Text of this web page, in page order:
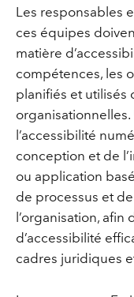
Les responsables
ces équipes
matière
compétences, les
planifiés et utilisés
l’accessibilité
conception et de
ou application
de processus et
l’organisation,
d’accessibilité
cadres juridiques